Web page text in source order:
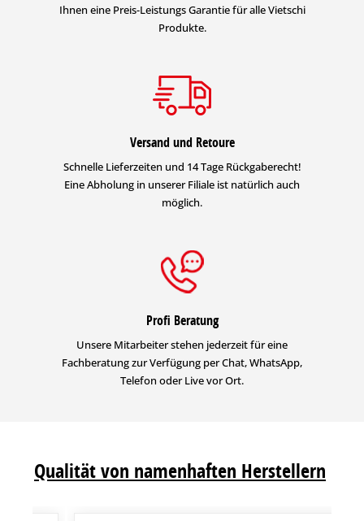
Ihnen eine Preis-Leistungs Garantie für alle Vietschi
Produkte.
Versand und Retoure
Schnelle Lieferzeiten und 14 Tage Rückgaberecht!
Eine Abholung in unserer Filiale ist natürlich auch
möglich.
Profi Beratung
Unsere Mitarbeiter stehen jederzeit für eine
Fachberatung zur Verfügung per Chat, WhatsApp,
Telefon oder Live vor Ort.
Qualität von namenhaften Herstellern